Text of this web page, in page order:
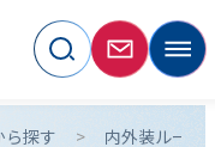
ら探す 内外装ルーバ